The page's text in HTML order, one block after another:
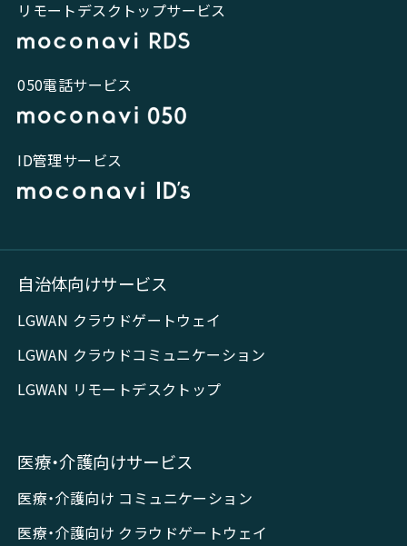
リモートデスクトップサービス
050電話サービス
ID管理サービス
自治体向けサービス
LGWAN クラウドゲートウェイ
LGWAN クラウドコミュニケーション
LGWAN リモートデスクトップ
医療・介護向けサービス
医療・介護向け コミュニケーション
医療・介護向け クラウドゲートウェイ